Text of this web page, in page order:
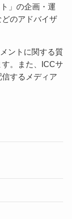
」の企画・運
のアドバイザ
ントに関する質
。また、ICCサ
するメディア